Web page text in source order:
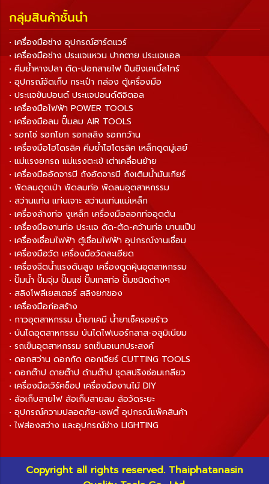
กลุ่มสินค้าชั้นนำ
• เครื่องมือช่าง อุปกรณ์ฮาร์ดแวร์
• เครื่องมือช่าง ประแจแหวน ปากตาย ประแจแอล
• คีมย้ำหางปลา ตัด-ปอกสายไฟ ปืนยิงเคเบิ้ลไทร์
• อุปกรณ์จัดเก็บ กระเป๋า กล่อง ตู้เครื่องมือ
• ประแจขันปอนด์ ประแจปอนด์ดิจิตอล
• เครื่องมือไฟฟ้า POWER TOOLS
• เครื่องมือลม ปั๊มลม AIR TOOLS
• รอกโซ่ รอกโยก รอกสลิง รอกกว้าน
• เครื่องมือไฮโดรลิค คีมย้ำไฮโดรลิค เหล็กดูดมู่เลย์
• แม่แรงยกรถ แม่แรงตะเข้ เต่าเคลื่อนย้าย
• เครื่องมืออัดจารบี ถังอัดจารบี ถังเติมน้ำมันเกียร์
• พัดลมดูดเป่า พัดลมท่อ พัดลมอุตสาหกรรม
• สว่านแท่น แท่นเจาะ สว่านแท่นแม่เหล็ก
• เครื่องล้างท่อ งูเหล็ก เครื่องมือลอกท่ออุดตัน
• เครื่องมืองานท่อ ประแจ ดัด-ตัด-คว้านท่อ บานแป๊ป
• เครื่องเชื่อมไฟฟ้า ตู้เชื่อมไฟฟ้า อุปกรณ์งานเชื่อม
• เครื่องมือวัด เครื่องมือวัดละเอียด
• เครื่องฉีดน้ำแรงดันสูง เครื่องดูดฝุ่นอุตสาหกรรม
• ปั๊มน้ำ ปั๊มจุ่ม ปั๊มแช่ ปั๊มเทสท่อ ปั๊มชนิดต่างๆ
• สลิงโพลีเยสเตอร์ สลิงยกของ
• เครื่องมือก่อสร้าง
• กาวอุตสาหกรรม น้ำยาเคมี น้ำยาเช็ครอยร้าว
• บันไดอุตสาหกรรม บันไดไฟเบอร์กลาส-อลูมิเนียม
• รถเข็นอุตสาหกรรม รถเข็นอเนกประสงค์
• ดอกสว่าน ดอกกัด ดอกเจียร์ CUTTING TOOLS
• ดอกต๊าป ดายต๊าป ด้ามต๊าป ชุดสปริงซ่อมเกลียว
• เครื่องมือเวิร์คช็อป เครื่องมืองานไม้ DIY
• ล้อเก็บสายไฟ ล้อเก็บสายลม ล้อวัดระยะ
• อุปกรณ์ความปลอดภัย-เซฟตี้ อุปกรณ์แพ็คสินค้า
• ไฟส่องสว่าง และอุปกรณ์ช่าง LIGHTING
Copyright all rights reserved. Thaiphatanasin